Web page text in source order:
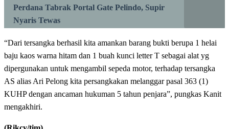
Perdana Tabrak Portal Gate Pelindo, Supir
Nyaris Tewas
“Dari tersangka berhasil kita amankan barang bukti berupa 1 helai
baju kaos warna hitam dan 1 buah kunci letter T sebagai alat yg
dipergunakan untuk mengambil sepeda motor, terhadap tersangka
AS alias Ari Pelong kita persangkakan melanggar pasal 363 (1)
KUHP dengan ancaman hukuman 5 tahun penjara”, pungkas Kanit
mengakhiri.